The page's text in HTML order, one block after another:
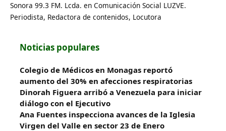
Sonora 99.3 FM. Lcda. en Comunicación Social LUZVE.
Periodista, Redactora de contenidos, Locutora
Noticias populares
Colegio de Médicos en Monagas reportó
aumento del 30% en afecciones respiratorias
Dinorah Figuera arribó a Venezuela para iniciar
diálogo con el Ejecutivo
Ana Fuentes inspecciona avances de la Iglesia
Virgen del Valle en sector 23 de Enero